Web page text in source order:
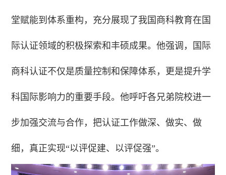
堂赋能到体系重构，充分展现了我国商科教育在国
际认证领域的积极探索和丰硕成果。他强调，国际
商科认证不仅是质量控制和保障体系，更是提升学
科国际影响力的重要手段。他呼吁各兄弟院校进一
步加强交流与合作，把认证工作做深、做实、做
细，真正实现“以评促建、以评促强”。